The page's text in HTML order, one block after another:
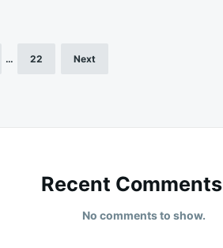
… 22 Next
Recent Comments
No comments to show.